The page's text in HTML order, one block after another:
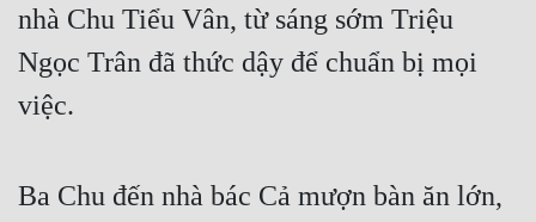
Cổ Tiên Hiệp
Cổ Đại
Du Hí
Dị Giới
nhà Chu Tiểu Vân, từ sáng sớm Triệu
Ngọc Trân đã thức dậy để chuẩn bị mọi
việc.
Ba Chu đến nhà bác Cả mượn bàn ăn lớn,